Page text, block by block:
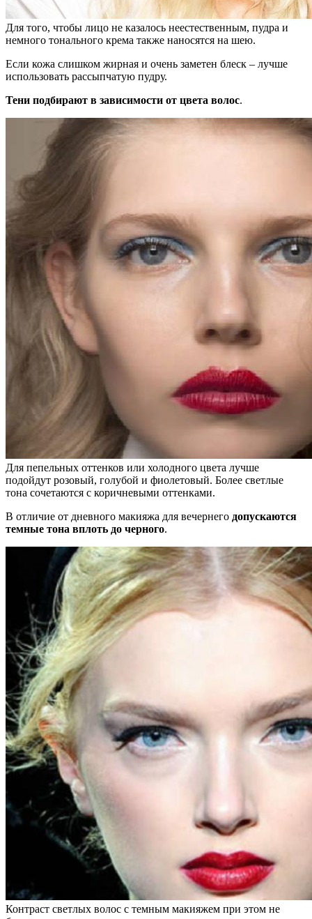
Для того, чтобы лицо не казалось неестественным, пудра и
немного тонального крема также наносятся на шею.
Если кожа слишком жирная и очень заметен блеск – лучше
использовать рассыпчатую пудру.
Тени подбирают в зависимости от цвета волос.
Для пепельных оттенков или холодного цвета лучше
подойдут розовый, голубой и фиолетовый. Более светлые
тона сочетаются с коричневыми оттенками.
В отличие от дневного макияжа для вечернего допускаются
темные тона вплоть до черного.
Контраст светлых волос с темным макияжем при этом не